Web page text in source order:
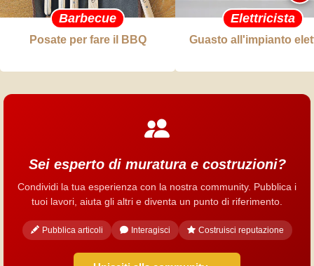
Barbecue
Posate per fare il BBQ
Elettricista
Guasto all'impianto
Sei esperto di muratura e costruzioni?
Condividi la tua esperienza con la nostra community. Pubblica i
tuoi lavori, aiuta gli altri e diventa un punto di riferimento.
Pubblica articoli Interagisci Costruisci reputazione